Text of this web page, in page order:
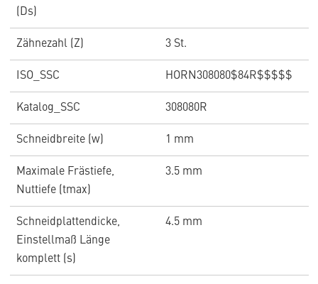
(Ds)
Zähnezahl (Z) 3 St.
ISO_SSC HORN308080$84R$$$$$
Katalog_SSC 308080R
Schneidbreite (w) 1 mm
Maximale Frästiefe,
Nuttiefe (tmax)
3.5 mm
Schneidplattendicke,
Einstellmaß Länge
komplett (s)
4.5 mm